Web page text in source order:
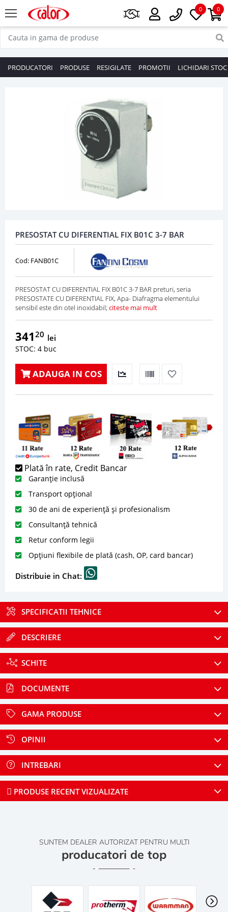
0
0
PRODUCATORI PRODUSE RESIGILATE PROMOTII LICHIDARI STOC
PRESOSTAT CU DIFERENTIAL FIX B01C 3-7 BAR
Cod: FANB01C
PRESOSTAT CU DIFERENTIAL FIX B01C 3-7 BAR preturi, seria
PRESOSTATE CU DIFERENTIAL FIX, Apa- Diafragma elementului
sensibil este din otel inoxidabil; citeste mai mult
34120 lei
STOC: 4 buc
ADAUGA IN COS
Plată în rate, Credit Bancar
Garanție inclusă
Transport opțional
30 de ani de experiență și profesionalism
Consultanță tehnică
Retur conform legii
Opțiuni flexibile de plată (cash, OP, card bancar)
Distribuie in Chat:
SPECIFICATII TEHNICE
DESCRIERE
SCHITE
DOCUMENTE
GAMA PRODUSE
OPINII
INTREBARI
PRODUSE RECENT VIZUALIZATE
SUNTEM DEALER AUTORIZAT PENTRU MULTI
producatori de top